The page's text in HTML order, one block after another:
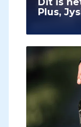
Plus,